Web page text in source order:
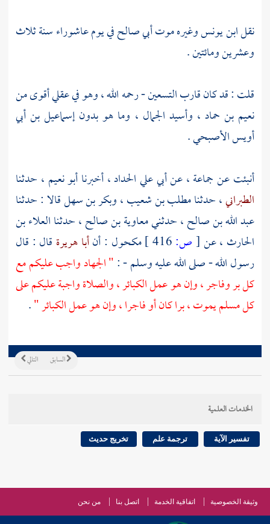
نقلابن يونسوغيره موتأبي صالحفي يوم عاشوراء سنة ثلاث
وعشرين ومائتين .
قلت : قد كان قارب التسعين - رحمه الله ، وهو في عقلي أقوى من
نعيم بن حماد ، وأسيد الجمال ، وما هو بدونإسماعيل بن أبي
أويس الأصبحي.
أنبئت عن جماعة ، عنأبي علي الحداد، أخبرناأبو نعيم ، حدثنا
الطبراني، حدثنامطلب بن شعيب،وبكر بن سهلقالا : حدثنا
عبد الله بن صالح، حدثنيمعاوية بن صالح، حدثناالعلاء بن
الحارث ، عن[ص: مكحول : أنأبا هريرة قال : قال
رسول الله - صلى الله عليه وسلم - :" الجهاد واجب عليكم مع
كل بر وفاجر ، وإن هو عمل الكبائر ، والصلاة واجبة عليكم على
كل مسلم يموت ، برا كان أو فاجرا ، وإن هو عمل الكبائر ".
التالي السابق
الخدمات العلمية
تفسير الآية ترجمة علم تخريج حديث
وثيقة الخصوصية اتفاقية الخدمة اتصل بنا من نحن